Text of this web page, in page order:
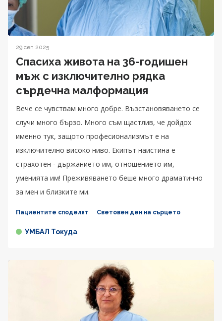
29 сеп 2025
Спасиха живота на 36-годишен
мъж с изключително рядка
сърдечна малформация
Вече се чувствам много добре. Възстановяването се
случи много бързо. Много съм щастлив, че дойдох
именно тук, защото професионализмът е на
изключително високо ниво. Екипът наистина е
страхотен - държанието им, отношението им,
уменията им! Преживяването беше много драматично
за мен и близките ми.
Пациентите споделят Световен ден на сърцето
УМБАЛ Токуда